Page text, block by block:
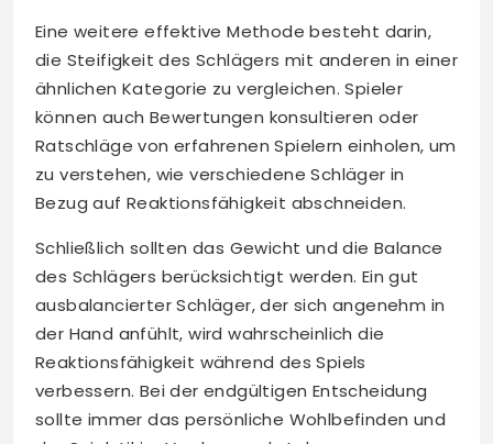
Eine weitere effektive Methode besteht darin,
die Steifigkeit des Schlägers mit anderen in einer
ähnlichen Kategorie zu vergleichen. Spieler
können auch Bewertungen konsultieren oder
Ratschläge von erfahrenen Spielern einholen, um
zu verstehen, wie verschiedene Schläger in
Bezug auf Reaktionsfähigkeit abschneiden.
Schließlich sollten das Gewicht und die Balance
des Schlägers berücksichtigt werden. Ein gut
ausbalancierter Schläger, der sich angenehm in
der Hand anfühlt, wird wahrscheinlich die
Reaktionsfähigkeit während des Spiels
verbessern. Bei der endgültigen Entscheidung
sollte immer das persönliche Wohlbefinden und